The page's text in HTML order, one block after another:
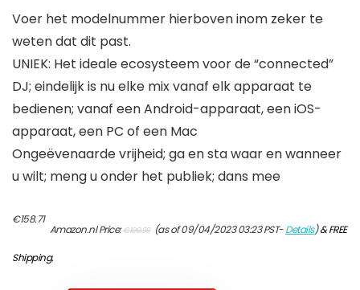
Voer het modelnummer hierboven inom zeker te
weten dat dit past.
UNIEK: Het ideale ecosysteem voor de “connected”
DJ; eindelijk is nu elke mix vanaf elk apparaat te
bedienen; vanaf een Android-apparaat, een iOS-
apparaat, een PC of een Mac
Ongeëvenaarde vrijheid; ga en sta waar en wanneer
u wilt; meng u onder het publiek; dans mee
Amazon.nl Price:€199.99 price
€158.71
price
(as of 09/04/2023 03:23 PST-Details)&FREE
Shipping.